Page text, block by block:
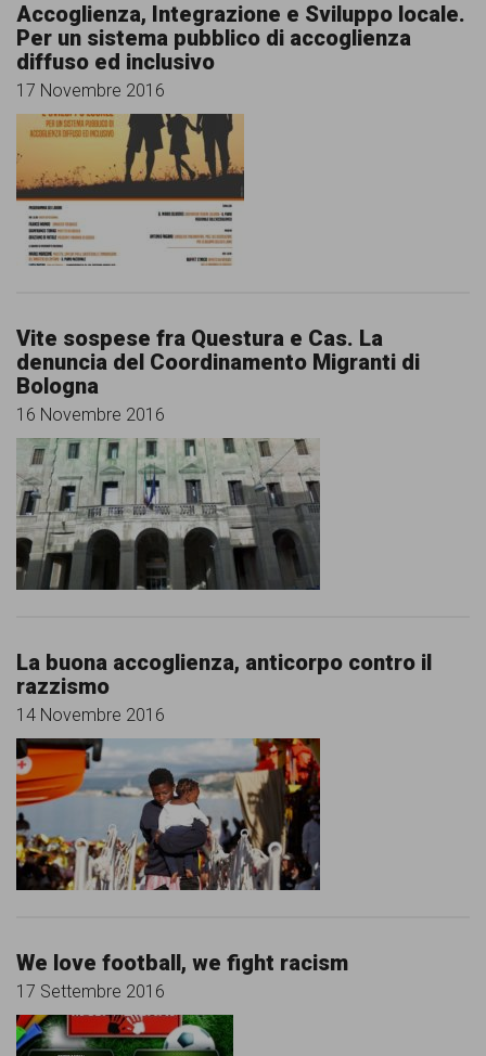
Accoglienza, Integrazione e Sviluppo locale.
Per un sistema pubblico di accoglienza
diffuso ed inclusivo
17 Novembre 2016
Vite sospese fra Questura e Cas. La
denuncia del Coordinamento Migranti di
Bologna
16 Novembre 2016
La buona accoglienza, anticorpo contro il
razzismo
14 Novembre 2016
We love football, we fight racism
17 Settembre 2016